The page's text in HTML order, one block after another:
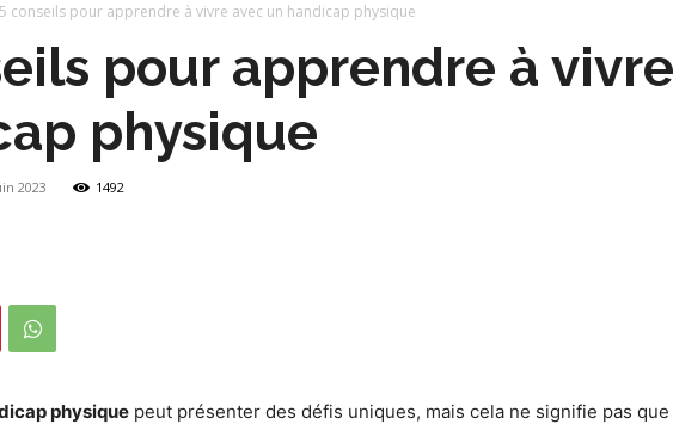
5 conseils pour apprendre à vivre avec un handicap physique
pour apprendre à
physique
2023 1492
physique peut présenter des défis uniques, mais cela ne signifie pas